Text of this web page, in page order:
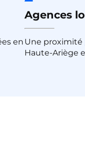
en
Agences
Une proximité
Haute-Ariège